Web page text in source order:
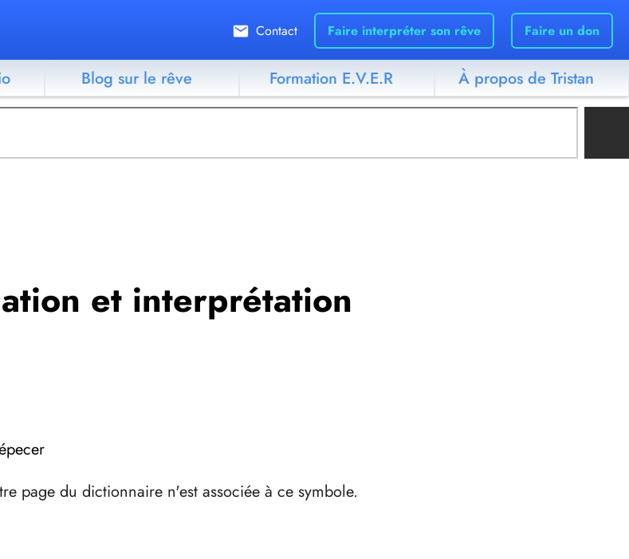
Contact Faire interpréter son rêve Faire un don
Blog sur le rêve Formation E.V.E.R À propos de Tristan
et interprétation
page du dictionnaire n'est associée à ce symbole.